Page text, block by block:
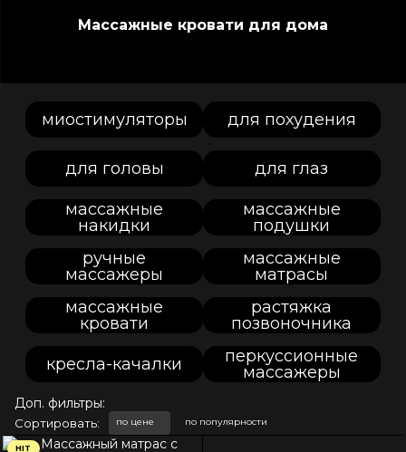
Массажные кровати для дома
миостимуляторы для похудения
для головы для глаз
массажные
накидки
массажные
подушки
ручные
массажеры
массажные
матрасы
массажные
кровати
растяжка
позвоночника
кресла-качалки
перкуссионные
массажеры
Доп. фильтры:
Сортировать: по цене по популярности
HIT